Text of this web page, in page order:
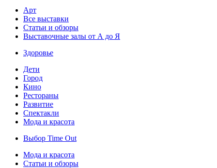
Арт
Все выставки
Статьи и обзоры
Выставочные залы от А до Я
Здоровье
Дети
Город
Кино
Рестораны
Развитие
Спектакли
Мода и красота
Выбор Time Out
Мода и красота
Статьи и обзоры